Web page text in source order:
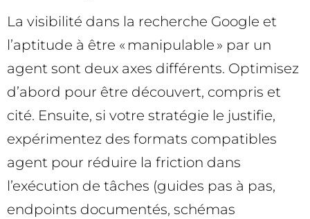
La visibilité dans la recherche Google et
l’aptitude à être « manipulable » par un
agent sont deux axes différents. Optimisez
d’abord pour être découvert, compris et
cité. Ensuite, si votre stratégie le justifie,
expérimentez des formats compatibles
agent pour réduire la friction dans
l’exécution de tâches (guides pas à pas,
endpoints documentés, schémas